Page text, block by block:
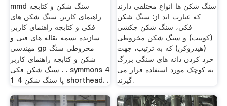
mmd سنگ شکن و کتابچه
راهنمای کاربر. سنگ شکن های
فکی و کتابچه راهنمای کاربر.
سازنده تسمه نقاله های فنی و
مهندسی gp مخروطی سنگ
شکن و کتابچه راهنمای کاربر
سنگ شکن فکی . . symmons 4
1 4 پا سنگ شکن shorthead. .
سنگ شکن ها انواع مختلفی دارند
که عبارت اند از:‌ سنگ شکن
فکی، سنگ شکن چکشی
(کوبیت)‌ و سنگ شکن مخروطی
(هیدروکن)‌ که به ترتیب، جهت
خرد کردن دانه های سنگی بزرگ
به کوچک مورد استفاده قرار می
گیرند.